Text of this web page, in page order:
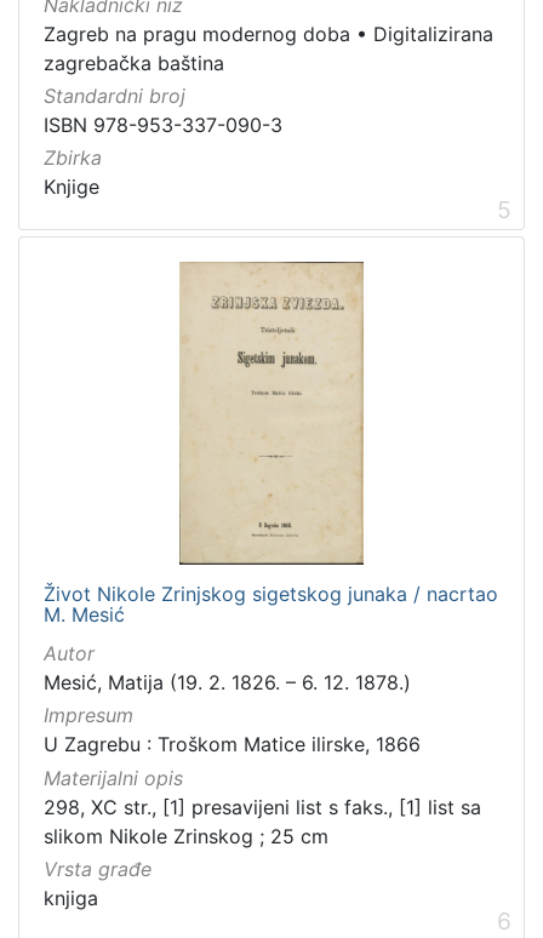
Zagreb na pragu modernog doba • Digitalizirana
zagrebačka baština
Standardni broj
ISBN 978-953-337-090-3
Zbirka
Knjige
5
Život Nikole Zrinjskog sigetskog junaka / nacrtao
M. Mesić
Autor
Mesić, Matija (19. 2. 1826. – 6. 12. 1878.)
Impresum
U Zagrebu : Troškom Matice ilirske, 1866
Materijalni opis
298, XC str., [1] presavijeni list s faks., [1] list sa
slikom Nikole Zrinskog ; 25 cm
Vrsta građe
knjiga
6